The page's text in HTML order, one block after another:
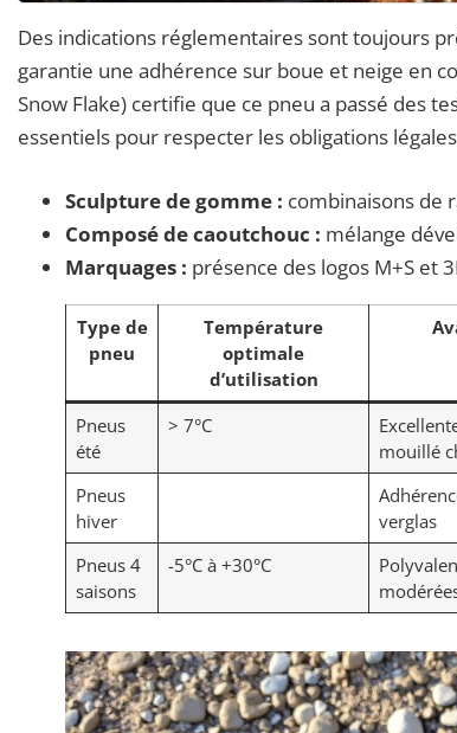
Des indications réglementaires sont toujours
garantie une adhérence sur boue et neige en
Snow Flake) certifie que ce pneu a passé des
essentiels pour respecter les obligations
Sculpture de gomme : combinaisons de
Composé de caoutchouc : mélange
Marquages : présence des logos M+S et
Type de
pneu
Température
optimale
d’utilisation
Pneus
été
> 7°C
mouillé
Pneus
hiver
verglas
Pneus 4
saisons
-5°C à +30°C